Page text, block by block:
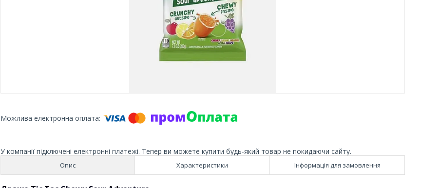
У компанії підключені електронні платежі. Тепер ви можете купити будь-який товар не покидаючи сайту.
Опис Характеристики Інформація для замовлення